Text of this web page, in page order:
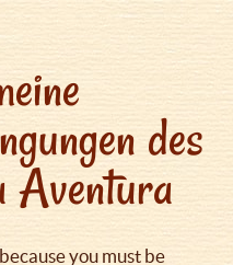
des
Aventura
you must be